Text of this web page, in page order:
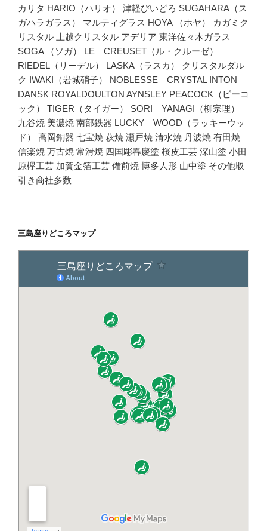
カリタ HARIO（ハリオ） 津軽びいどろ SUGAHARA（ス
ガハラガラス） マルティグラス HOYA （ホヤ） カガミク
リスタル 上越クリスタル アデリア 東洋佐々木ガラス
SOGA （ソガ） LE CREUSET（ル・クルーゼ）
RIEDEL（リーデル） LASKA（ラスカ） クリスタルダル
ク IWAKI（岩城硝子） NOBLESSE CRYSTAL INTON
DANSK ROYALDOULTON AYNSLEY PEACOCK（ピーコ
ック） TIGER（タイガー） SORI YANAGI（柳宗理）
九谷焼 美濃焼 南部鉄器 LUCKY WOOD（ラッキーウッ
ド） 高岡銅器 七宝焼 萩焼 瀬戸焼 清水焼 丹波焼 有田焼
信楽焼 万古焼 常滑焼 四国彫春慶塗 桜皮工芸 深山塗 小田
原欅工芸 加賀金箔工芸 備前焼 博多人形 山中塗 その他取
引き商社多数
三島座りどころマップ